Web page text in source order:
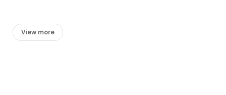
View more